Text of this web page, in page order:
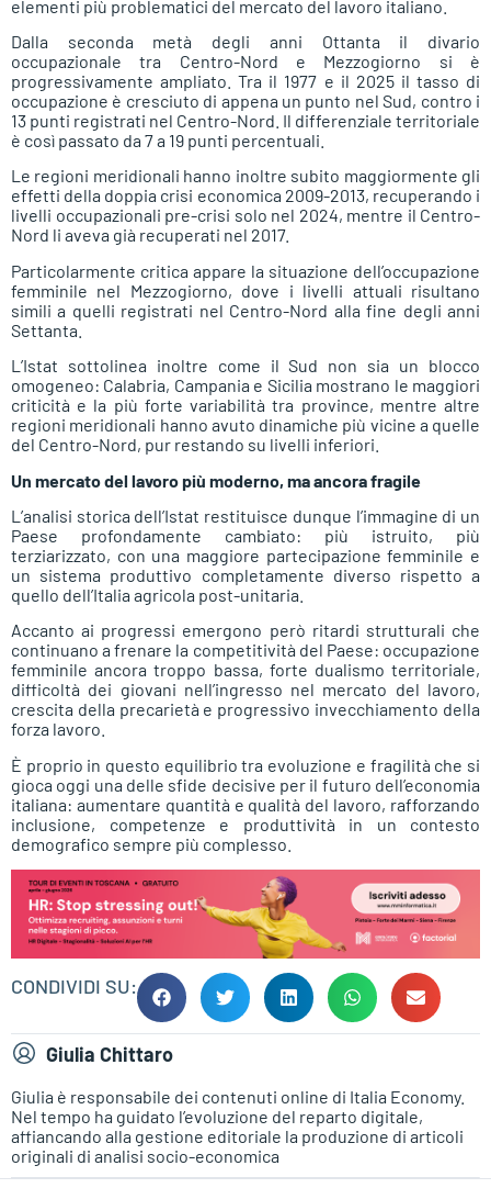
elementi più problematici del mercato del lavoro italiano.
Dalla seconda metà degli anni Ottanta il divario
occupazionale tra Centro-Nord e Mezzogiorno si è
progressivamente ampliato. Tra il 1977 e il 2025 il tasso di
occupazione è cresciuto di appena un punto nel Sud, contro i
13 punti registrati nel Centro-Nord. Il differenziale territoriale
è così passato da 7 a 19 punti percentuali.
Le regioni meridionali hanno inoltre subito maggiormente gli
effetti della doppia crisi economica 2009-2013, recuperando i
livelli occupazionali pre-crisi solo nel 2024, mentre il Centro-
Nord li aveva già recuperati nel 2017.
Particolarmente critica appare la situazione dell’occupazione
femminile nel Mezzogiorno, dove i livelli attuali risultano
simili a quelli registrati nel Centro-Nord alla fine degli anni
Settanta.
L’Istat sottolinea inoltre come il Sud non sia un blocco
omogeneo: Calabria, Campania e Sicilia mostrano le maggiori
criticità e la più forte variabilità tra province, mentre altre
regioni meridionali hanno avuto dinamiche più vicine a quelle
del Centro-Nord, pur restando su livelli inferiori.
Un mercato del lavoro più moderno, ma ancora fragile
L’analisi storica dell’Istat restituisce dunque l’immagine di un
Paese profondamente cambiato: più istruito, più
terziarizzato, con una maggiore partecipazione femminile e
un sistema produttivo completamente diverso rispetto a
quello dell’Italia agricola post-unitaria.
Accanto ai progressi emergono però ritardi strutturali che
continuano a frenare la competitività del Paese: occupazione
femminile ancora troppo bassa, forte dualismo territoriale,
difficoltà dei giovani nell’ingresso nel mercato del lavoro,
crescita della precarietà e progressivo invecchiamento della
forza lavoro.
È proprio in questo equilibrio tra evoluzione e fragilità che si
gioca oggi una delle sfide decisive per il futuro dell’economia
italiana: aumentare quantità e qualità del lavoro, rafforzando
inclusione, competenze e produttività in un contesto
demografico sempre più complesso.
CONDIVIDI SU:
Giulia Chittaro
Giulia è responsabile dei contenuti online di Italia Economy.
Nel tempo ha guidato l’evoluzione del reparto digitale,
affiancando alla gestione editoriale la produzione di articoli
originali di analisi socio-economica